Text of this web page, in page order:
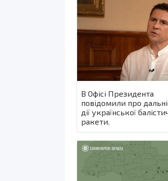
В Офісі Президента
повідомили про
дії української
ракети.